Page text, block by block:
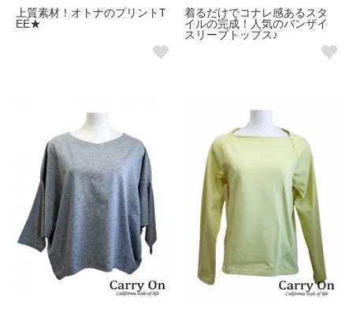
上質素材！オトナのプリントT
EE★
着るだけでコナレ感あるスタ
イルの完成！人気のバンザイ
スリーブトップス♪